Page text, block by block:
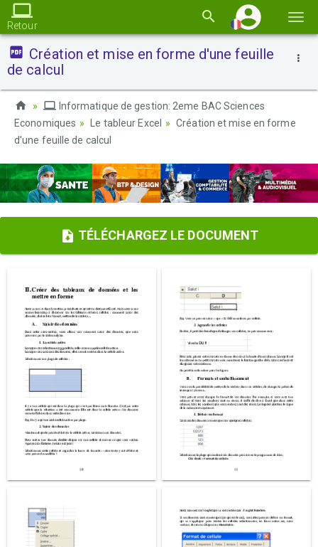
la
Retour
Création et mise en forme d'une feuille
de calcul
Informatique de gestion: 2eme BAC Sciences
Economiques
Le tableur Excel
Création et mise en forme
d'une feuille de calcul
TÉLÉCHARGEZ LE DOCUMENT